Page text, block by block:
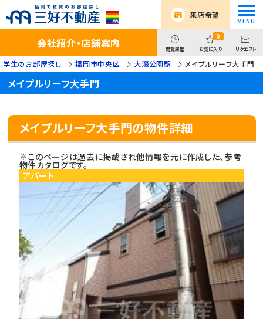
来店希望
会社紹介・店舗案内 閲覧履歴
0
お気に入り リクエスト
学生のお部屋探し 福岡市中央区 大濠公園駅 メイプルリーフ大手門
メイプルリーフ大手門
メイプルリーフ大手門の物件詳細
※このページは過去に掲載され他情報を元に作成した、参考
物件カタログです。
アパート